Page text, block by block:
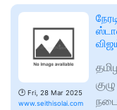
🕑 Fri, 28 Mar 2025
www.seithisolai.com